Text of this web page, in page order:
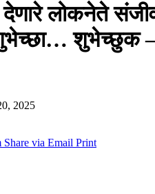
लोकनेते
शुभेच्छा… शुभेच्छुक
2025
Share via Email Print